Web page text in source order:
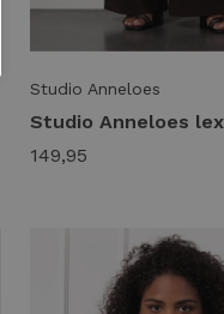
Studio Anneloes
149,95